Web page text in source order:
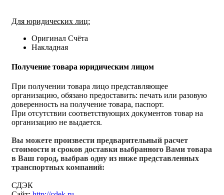
Для юридических лиц:
Оригинал Счёта
Накладная
Получение товара юридическим лицом
При получении товара лицо представляющее
организацию, обязано предоставить: печать или разовую
доверенность на получение товара, паспорт.
При отсутствии соответствующих документов товар на
организацию не выдается.
Вы можете произвести предварительный расчет
стоимости и сроков доставки выбранного Вами товара
в Ваш город, выбрав одну из ниже представленных
транспортных компаний:
СДЭК